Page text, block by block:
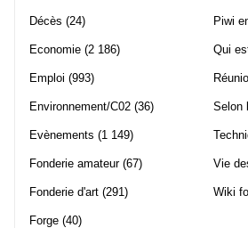
Décès (24)
Economie (2 186)
Emploi (993)
Environnement/C02 (36)
Evènements (1 149)
Fonderie amateur(67)
Fonderie d'art (291)
Forge (40)
Piwi
Qui
Selon
Vie
Wiki